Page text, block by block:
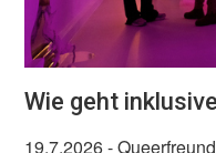
Wie geht
19.7.2026-